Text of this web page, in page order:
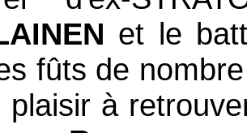
et le
fûts de
plaisir à